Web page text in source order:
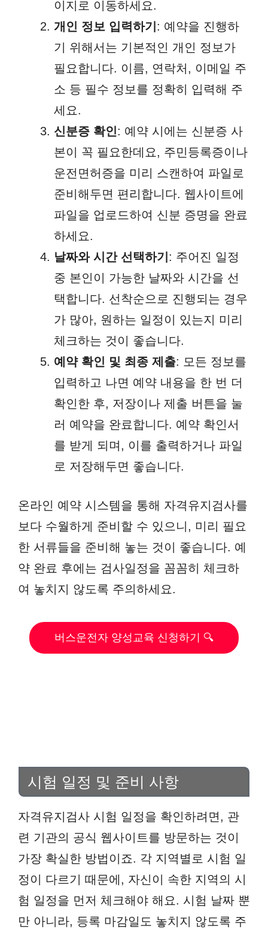
이지로 이동하세요.
개인 정보 입력하기: 예약을 진행하
기 위해서는 기본적인 개인 정보가
필요합니다. 이름, 연락처, 이메일 주
소 등 필수 정보를 정확히 입력해 주
세요.
신분증 확인: 예약 시에는 신분증 사
본이 꼭 필요한데요, 주민등록증이나
운전면허증을 미리 스캔하여 파일로
준비해두면 편리합니다. 웹사이트에
파일을 업로드하여 신분 증명을 완료
하세요.
날짜와 시간 선택하기: 주어진 일정
중 본인이 가능한 날짜와 시간을 선
택합니다. 선착순으로 진행되는 경우
가 많아, 원하는 일정이 있는지 미리
체크하는 것이 좋습니다.
예약 확인 및 최종 제출: 모든 정보를
입력하고 나면 예약 내용을 한 번 더
확인한 후, 저장이나 제출 버튼을 눌
러 예약을 완료합니다. 예약 확인서
를 받게 되며, 이를 출력하거나 파일
로 저장해두면 좋습니다.
온라인 예약 시스템을 통해 자격유지검사를
보다 수월하게 준비할 수 있으니, 미리 필요
한 서류들을 준비해 놓는 것이 좋습니다. 예
약 완료 후에는 검사일정을 꼼꼼히 체크하
여 놓치지 않도록 주의하세요.
버스운전자 양성교육 신청하기 🔍
시험 일정 및 준비 사항
자격유지검사 시험 일정을 확인하려면, 관
련 기관의 공식 웹사이트를 방문하는 것이
가장 확실한 방법이죠. 각 지역별로 시험 일
정이 다르기 때문에, 자신이 속한 지역의 시
험 일정을 먼저 체크해야 해요. 시험 날짜 뿐
만 아니라, 등록 마감일도 놓치지 않도록 주